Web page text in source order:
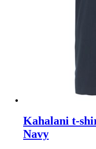
Kahalani t-
Navy